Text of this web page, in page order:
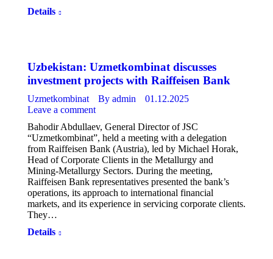
Details
Uzbekistan: Uzmetkombinat discusses
investment projects with Raiffeisen Bank
Uzmetkombinat By admin
01.12.2025
Leave a comment
Bahodir Abdullaev, General Director of JSC
“Uzmetkombinat”, held a meeting with a delegation
from Raiffeisen Bank (Austria), led by Michael Horak,
Head of Corporate Clients in the Metallurgy and
Mining-Metallurgy Sectors. During the meeting,
Raiffeisen Bank representatives presented the bank’s
operations, its approach to international financial
markets, and its experience in servicing corporate clients.
They…
Details